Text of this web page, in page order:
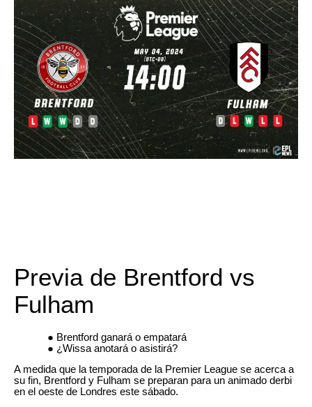
Previa de Brentford vs
Fulham
Brentford ganará o empatará
¿Wissa anotará o asistirá?
A medida que la temporada de la Premier League se acerca a
su fin, Brentford y Fulham se preparan para un animado derbi
en el oeste de Londres este sábado.